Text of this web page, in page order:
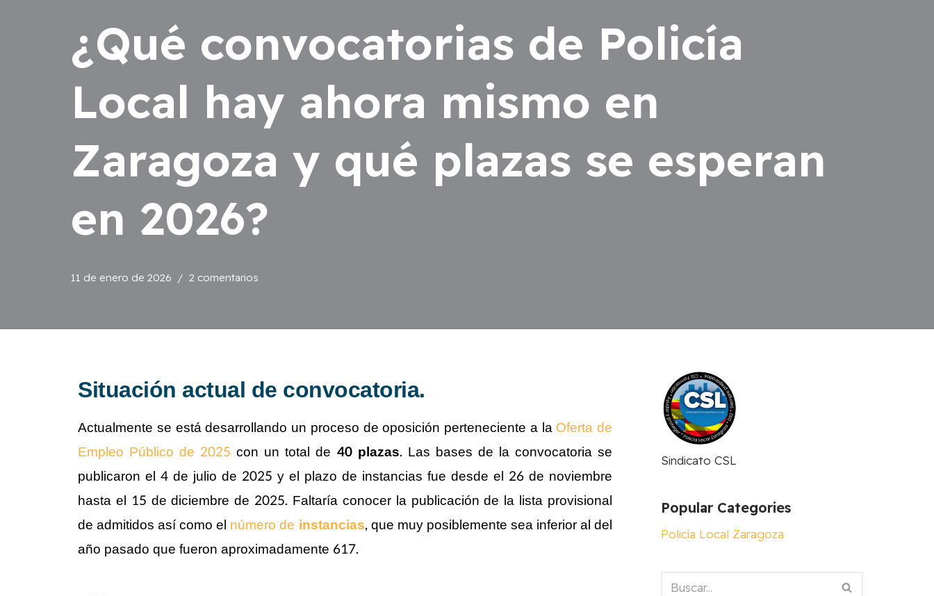
¿Qué convocatorias de Policía
Local hay ahora mismo en
Zaragoza y qué plazas se esperan
en 2026?
11 de enero de 2026 2 comentarios
Situación actual de convocatoria.
Actualmente se está desarrollando un proceso de oposición perteneciente a laOferta de
Empleo Público de 2025 con un total de 40 plazas. Las bases de la convocatoria se
publicaron el 4 de julio de 2025 y el plazo de instancias fue desde el 26 de noviembre
hasta el 15 de diciembre de 2025. Faltaría conocer la publicación de la lista provisional
de admitidos así como el número de instancias, que muy posiblemente sea inferior al del
año pasado que fueron aproximadamente 617.
Sindicato CSL
Popular Categories
Policía Local Zaragoza